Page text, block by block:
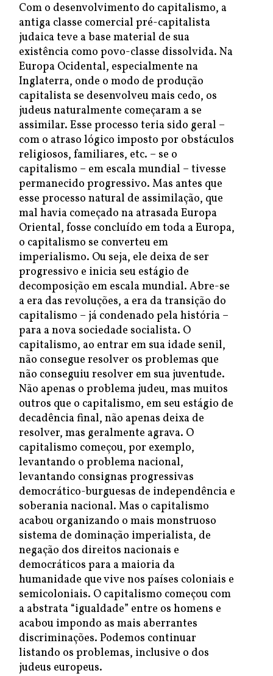
Com o desenvolvimento do capitalismo, a
antiga classe comercial pré-capitalista
judaica teve a base material de sua
existência como povo-classe dissolvida. Na
Europa Ocidental, especialmente na
Inglaterra, onde o modo de produção
capitalista se desenvolveu mais cedo, os
judeus naturalmente começaram a se
assimilar. Esse processo teria sido geral –
com o atraso lógico imposto por obstáculos
religiosos, familiares, etc. – se o
capitalismo – em escala mundial – tivesse
permanecido progressivo. Mas antes que
esse processo natural de assimilação, que
mal havia começado na atrasada Europa
Oriental, fosse concluído em toda a Europa,
o capitalismo se converteu em
imperialismo. Ou seja, ele deixa de ser
progressivo e inicia seu estágio de
decomposição em escala mundial. Abre-se
a era das revoluções, a era da transição do
capitalismo – já condenado pela história –
para a nova sociedade socialista. O
capitalismo, ao entrar em sua idade senil,
não consegue resolver os problemas que
não conseguiu resolver em sua juventude.
Não apenas o problema judeu, mas muitos
outros que o capitalismo, em seu estágio de
decadência final, não apenas deixa de
resolver, mas geralmente agrava. O
capitalismo começou, por exemplo,
levantando o problema nacional,
levantando consignas progressivas
democrático-burguesas de independência e
soberania nacional. Mas o capitalismo
acabou organizando o mais monstruoso
sistema de dominação imperialista, de
negação dos direitos nacionais e
democráticos para a maioria da
humanidade que vive nos países coloniais e
semicoloniais. O capitalismo começou com
a abstrata “igualdade” entre os homens e
acabou impondo as mais aberrantes
discriminações. Podemos continuar
listando os problemas, inclusive o dos
judeus europeus.